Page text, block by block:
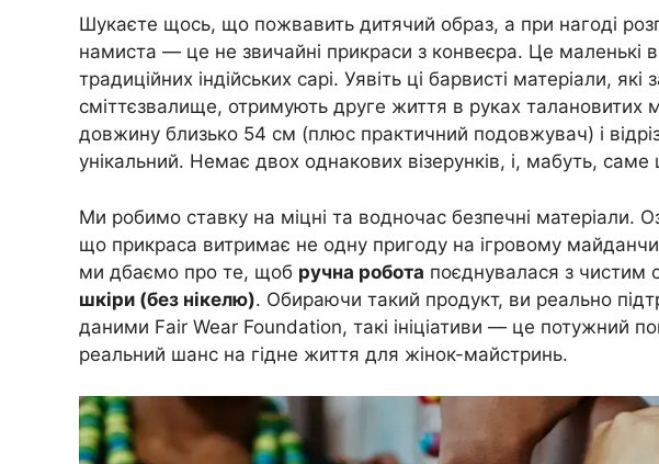
Шукаєте щось, що пожвавить дитячий образ, а при нагоді
намиста — це не звичайні прикраси з конвеєра. Це маленькі
традиційних індійських сарі. Уявіть ці барвисті матеріали,
сміттєзвалище, отримують друге життя в руках талановитих
довжину близько 54 см (плюс практичний подовжувач) і
унікальний. Немає двох однакових візерунків, і, мабуть,
Ми робимо ставку на міцні та водночас безпечні матеріали.
що прикраса витримає не одну пригоду на ігровому
ми дбаємо про те, щоб ручна робота поєднувалася з чистим
шкіри (без нікелю). Обираючи такий продукт, ви реально
даними Fair Wear Foundation, такі ініціативи — це потужний
реальний шанс на гідне життя для жінок-майстринь.